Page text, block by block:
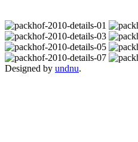
Designed by undnu.